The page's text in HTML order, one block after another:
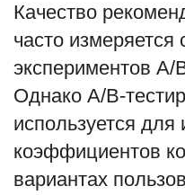
Качество
часто
экспериментов A/
Однако A/B-
используется для
коэффициентов
вариантах